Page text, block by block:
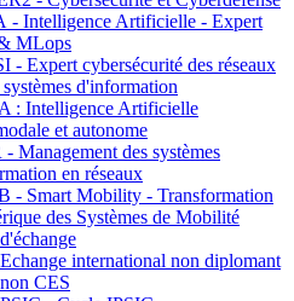
- Intelligence Artificielle - Expert
MLops
- Expert cybersécurité des réseaux
systèmes d'information
: Intelligence Artificielle
et autonome
Management des systèmes
en réseaux
- Smart Mobility - Transformation
des Systèmes de Mobilité
international non diplomant
CES